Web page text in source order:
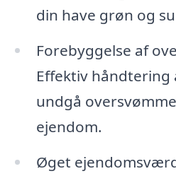
din have grøn og
Forebyggelse af
Effektiv
undgå
ejendom.
Øget